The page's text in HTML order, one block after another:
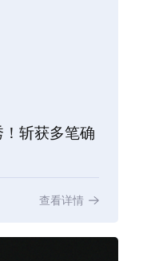
斩获多笔确
查看详情